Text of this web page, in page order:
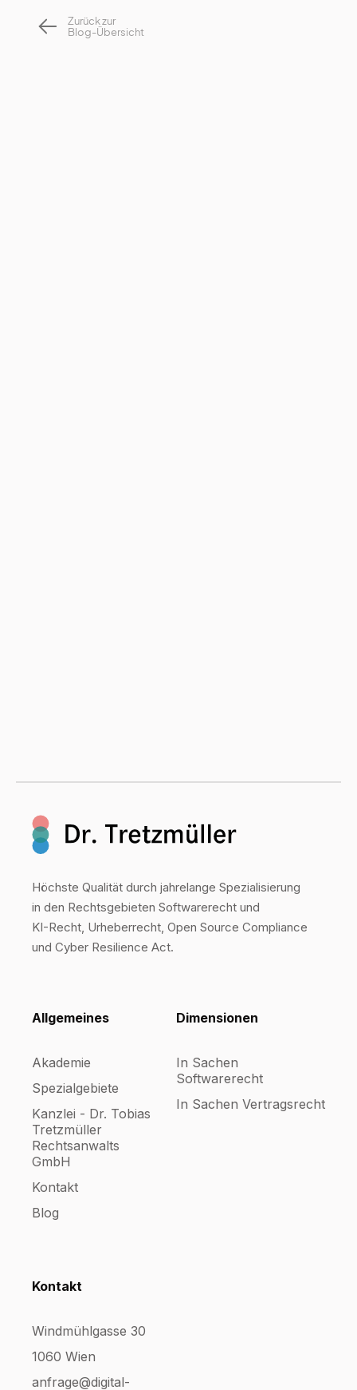
Zurück zur
Blog-Übersicht
Höchste Qualität durch jahrelange Spezialisierung
in den Rechtsgebieten Softwarerecht und
KI-Recht, Urheberrecht, Open Source Compliance
und Cyber Resilience Act.
Allgemeines
Akademie
Spezialgebiete
Kanzlei - Dr. Tobias
Tretzmüller
Rechtsanwalts
GmbH
Kontakt
Blog
Dimensionen
In Sachen
Softwarerecht
In Sachen Vertragsrecht
Kontakt
Windmühlgasse 30
1060 Wien
anfrage@digital-